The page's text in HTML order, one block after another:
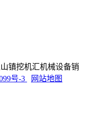
镇挖机汇机械设备销
号-3 网站地图